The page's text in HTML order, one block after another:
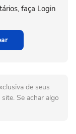
faça Login
de seus
Se achar algo